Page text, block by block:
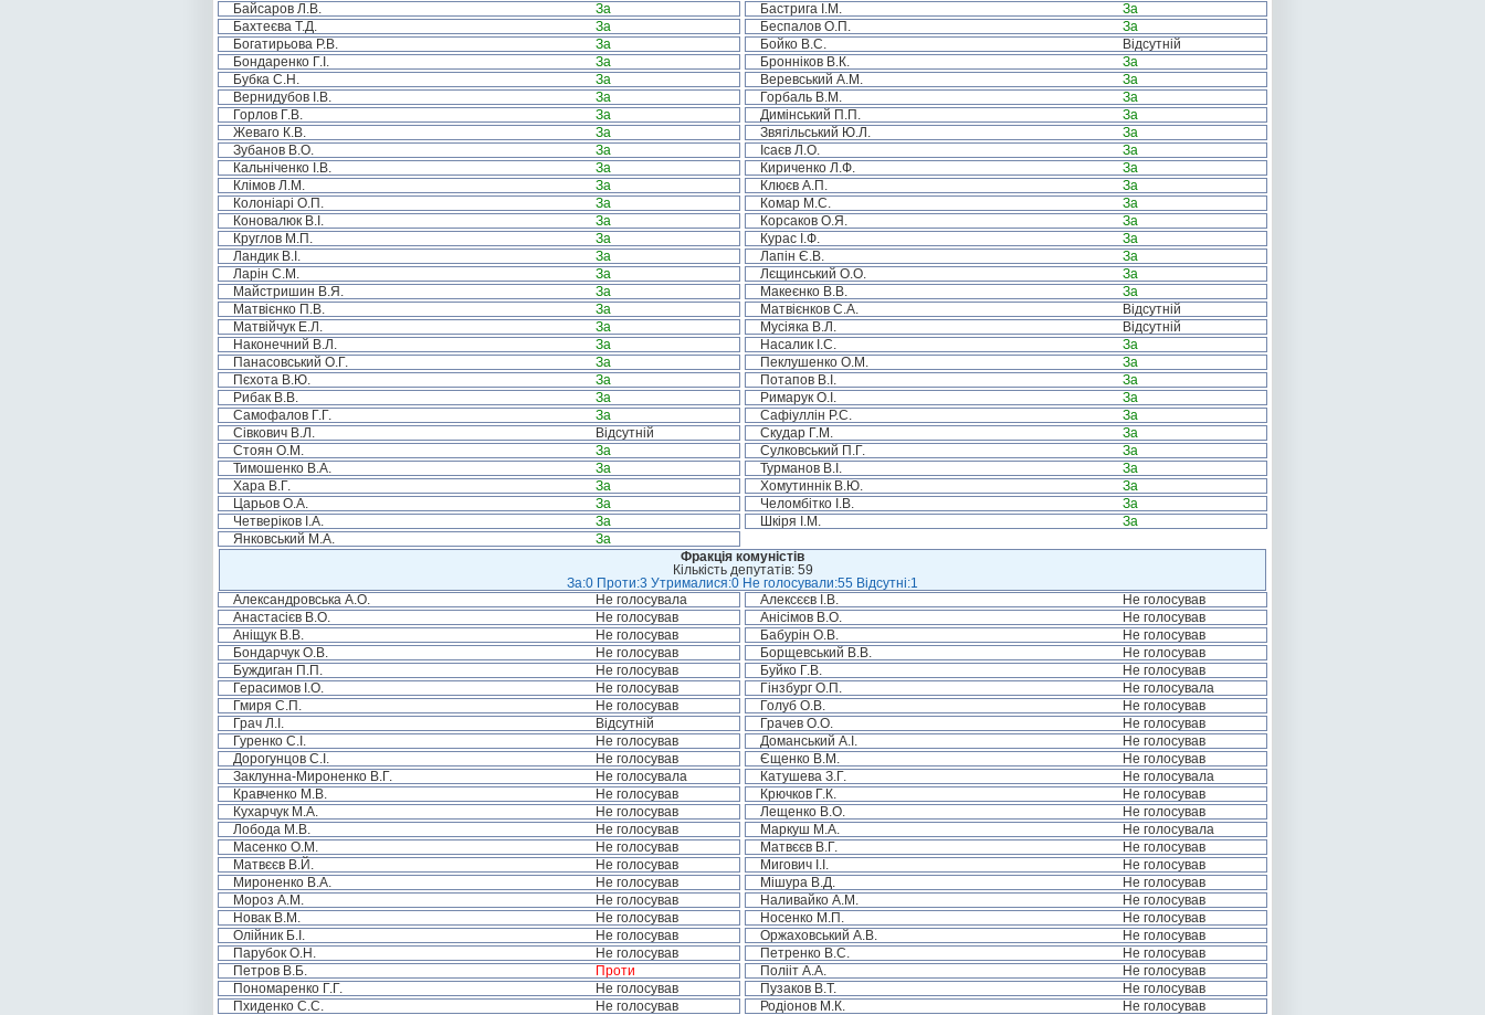
Байсаров Л.В.
За Бастрига І.М.
За
Бахтеєва Т.Д.
За Беспалов О.П.
За
Богатирьова Р.В.
За Бойко В.С.
Відсутній
Бондаренко Г.І.
За Бронніков В.К.
За
Бубка С.Н.
За Веревський А.М.
За
Вернидубов І.В.
За Горбаль В.М.
За
Горлов Г.В.
За Димінський П.П.
За
Жеваго К.В.
За Звягільський Ю.Л.
За
Зубанов В.О.
За Ісаєв Л.О.
За
Кальніченко І.В.
За Кириченко Л.Ф.
За
Клімов Л.М.
За Клюєв А.П.
За
Колоніарі О.П.
За Комар М.С.
За
Коновалюк В.І.
За Корсаков О.Я.
За
Круглов М.П.
За Курас І.Ф.
За
Ландик В.І.
За Лапін Є.В.
За
Ларін С.М.
За Лєщинський О.О.
За
Майстришин В.Я.
За Макеєнко В.В.
За
Матвієнко П.В.
За Матвієнков С.А.
Відсутній
Матвійчук Е.Л.
За Мусіяка В.Л.
Відсутній
Наконечний В.Л.
За Насалик І.С.
За
Панасовський О.Г.
За Пеклушенко О.М.
За
Пєхота В.Ю.
За Потапов В.І.
За
Рибак В.В.
За Римарук О.І.
За
Самофалов Г.Г.
За Сафіуллін Р.С.
За
Сівкович В.Л.
Відсутній Скудар Г.М.
За
Стоян О.М.
За Сулковський П.Г.
За
Тимошенко В.А.
За Турманов В.І.
За
Хара В.Г.
За Хомутиннік В.Ю.
За
Царьов О.А.
За Челомбітко І.В.
За
Четверіков І.А.
За Шкіря І.М.
За
Янковський М.А.
За
Фракція комуністів
Кількість депутатів: 59
За:0 Проти:3 Утрималися:0 Не голосували:55 Відсутні:1
Александровська А.О.
Не голосувала Алексєєв І.В.
Не голосував
Анастасієв В.О.
Не голосував Анісімов В.О.
Не голосував
Аніщук В.В.
Не голосував Бабурін О.В.
Не голосував
Бондарчук О.В.
Не голосував Борщевський В.В.
Не голосував
Буждиган П.П.
Не голосував Буйко Г.В.
Не голосував
Герасимов І.О.
Не голосував Гінзбург О.П.
Не голосувала
Гмиря С.П.
Не голосував Голуб О.В.
Не голосував
Грач Л.І.
Відсутній Грачев О.О.
Не голосував
Гуренко С.І.
Не голосував Доманський А.І.
Не голосував
Дорогунцов С.І.
Не голосував Єщенко В.М.
Не голосував
Заклунна-Мироненко В.Г.
Не голосувала Катушева З.Г.
Не голосувала
Кравченко М.В.
Не голосував Крючков Г.К.
Не голосував
Кухарчук М.А.
Не голосував Лещенко В.О.
Не голосував
Лобода М.В.
Не голосував Маркуш М.А.
Не голосувала
Масенко О.М.
Не голосував Матвєєв В.Г.
Не голосував
Матвєєв В.Й.
Не голосував Мигович І.І.
Не голосував
Мироненко В.А.
Не голосував Мішура В.Д.
Не голосував
Мороз А.М.
Не голосував Наливайко А.М.
Не голосував
Новак В.М.
Не голосував Носенко М.П.
Не голосував
Олійник Б.І.
Не голосував Оржаховський А.В.
Не голосував
Парубок О.Н.
Не голосував Петренко В.С.
Не голосував
Петров В.Б.
Проти Полііт А.А.
Не голосував
Пономаренко Г.Г.
Не голосував Пузаков В.Т.
Не голосував
Пхиденко С.С.
Не голосував Родіонов М.К.
Не голосував